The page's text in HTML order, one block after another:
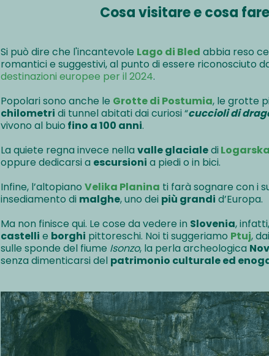
Cosa visitare e cosa
Si può dire che l'incantevole Lago di Bled abbia reso
romantici e suggestivi, al punto di essere riconosciuto
destinazioni europee per il 2024.
Popolari sono anche le Grotte di Postumia, le grotte
chilometri di tunnel abitati dai curiosi “cuccioli di
vivono al buio fino a 100 anni.
La quiete regna invece nella valle glacialedi
oppure dedicarsi a escursioni a piedi o in bici.
Infine, l’altopiano Velika Planina ti farà sognare con i
insediamento di malghe, uno dei più grandi d’Europa.
Ma non finisce qui. Le cose da vedere in Slovenia,
castelli e borghi pittoreschi. Noi ti suggeriamo Ptuj,
sulle sponde del fiume Isonzo, la perla archeologica
senza dimenticarsi del patrimonio culturale ed